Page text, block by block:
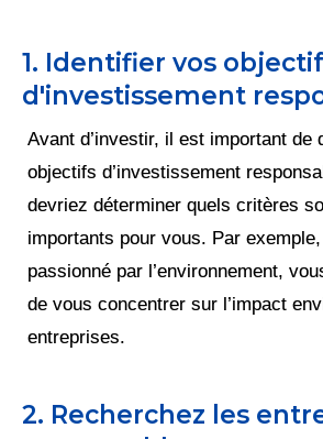
1. Identifier vos
d'investissement
Avant d’investir, il est important de
objectifs d’investissement
devriez déterminer quels critères
importants pour vous. Par
passionné par l’environnement,
de vous concentrer sur l’impact
entreprises.
2. Recherchez les